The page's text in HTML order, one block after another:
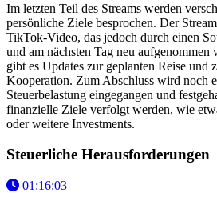
Im letzten Teil des Streams werden
persönliche Ziele besprochen. Der
TikTok-Video, das jedoch durch einen
und am nächsten Tag neu
gibt es Updates zur geplanten Reise und
Kooperation. Zum Abschluss wird noch
Steuerbelastung eingegangen und
finanzielle Ziele verfolgt werden, wie
oder weitere Investments.
Steuerliche Herausforderungen
01:16:03